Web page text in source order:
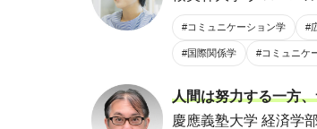
#コミュニケーション学 #
#国際関係学 #コミュニケ
人間は努力する一方
慶應義塾大学 経済学